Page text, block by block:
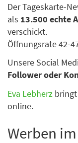
Der Tageskarte-
als 13.500 echte
verschickt.
Öffnungsrate 42-
Unsere Social
Follower oder
Eva Lebherz
online.
Werben